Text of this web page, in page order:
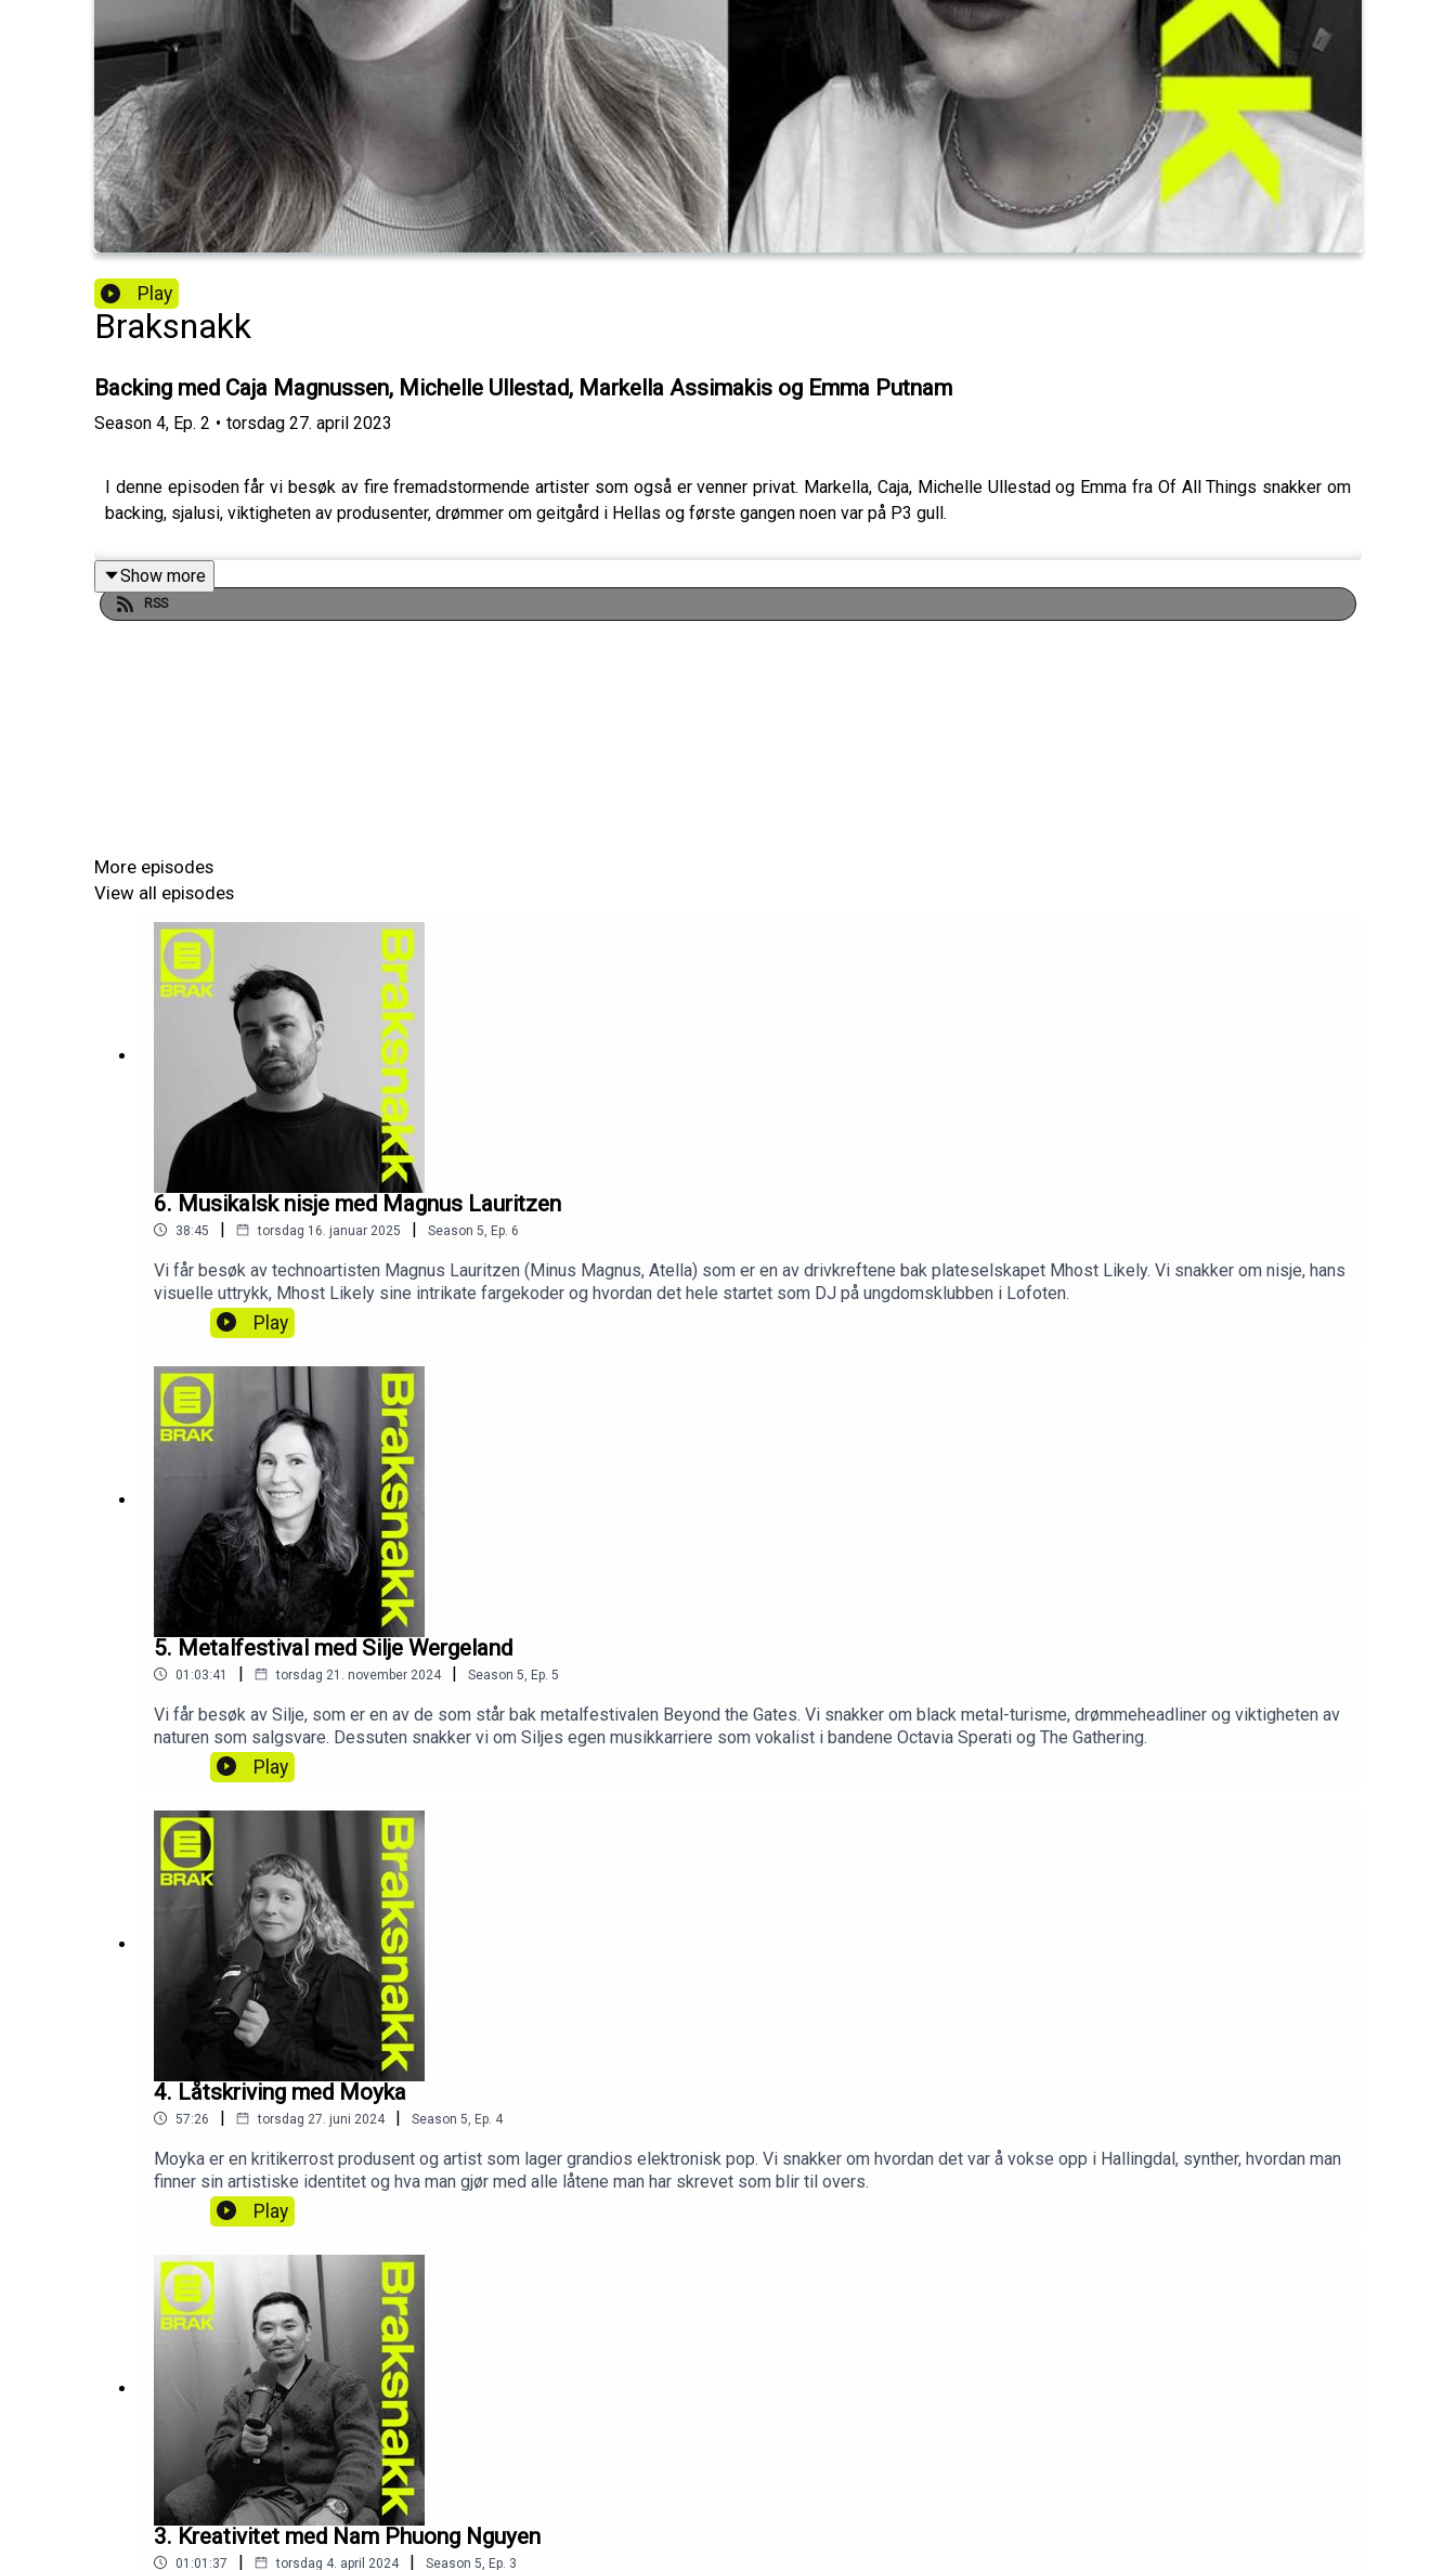
Play
Braksnakk
Backing med Caja Magnussen, Michelle Ullestad, Markella Assimakis og Emma Putnam
Season 4, Ep. 2 • torsdag 27. april 2023
I denne episoden får vi besøk av fire fremadstormende artister som også er venner privat. Markella, Caja, Michelle Ullestad og Emma fra Of All Things snakker om
backing, sjalusi, viktigheten av produsenter, drømmer om geitgård i Hellas og første gangen noen var på P3 gull.
Show more
RSS
More episodes
View all episodes
6. Musikalsk nisje med Magnus Lauritzen
38:45 | torsdag 16. januar 2025 | Season 5 Ep. 6
Vi får besøk av technoartisten Magnus Lauritzen (Minus Magnus, Atella) som er en av drivkreftene bak plateselskapet Mhost Likely. Vi snakker om nisje, hans
visuelle uttrykk, Mhost Likely sine intrikate fargekoder og hvordan det hele startet som DJ på ungdomsklubben i Lofoten.
Play
5. Metalfestival med Silje Wergeland
01:03:41 | torsdag 21. november 2024 | Season 5 Ep. 5
Vi får besøk av Silje, som er en av de som står bak metalfestivalen Beyond the Gates. Vi snakker om black metal-turisme, drømmeheadliner og viktigheten av
naturen som salgsvare. Dessuten snakker vi om Siljes egen musikkarriere som vokalist i bandene Octavia Sperati og The Gathering.
Play
4. Låtskriving med Moyka
57:26 | torsdag 27. juni 2024 | Season 5 Ep. 4
Moyka er en kritikerrost produsent og artist som lager grandios elektronisk pop. Vi snakker om hvordan det var å vokse opp i Hallingdal, synther, hvordan man
finner sin artistiske identitet og hva man gjør med alle låtene man har skrevet som blir til overs.
Play
3. Kreativitet med Nam Phuong Nguyen
01:01:37 | torsdag 4. april 2024 | Season 5, Ep. 3